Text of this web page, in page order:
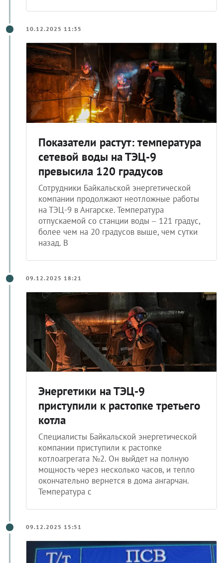
10.12.2025 11:35
Показатели растут: температура
сетевой воды на ТЭЦ-9
превысила 120 градусов
Сотрудники Байкальской энергетической
компании продолжают неотложные работы
на ТЭЦ-9 в Ангарске. Температура
отпускаемой со станции воды – 121 градус,
более чем на 20 градусов выше, чем сутки
назад. В
09.12.2025 18:21
Энергетики на ТЭЦ-9
приступили к растопке третьего
котла
Специалисты Байкальской энергетической
компании приступили к растопке
котлоагрегата №2. Он выйдет на полную
мощность через несколько часов, и тепло
окончательно вернется в дома ангарчан.
Температура с
09.12.2025 15:51